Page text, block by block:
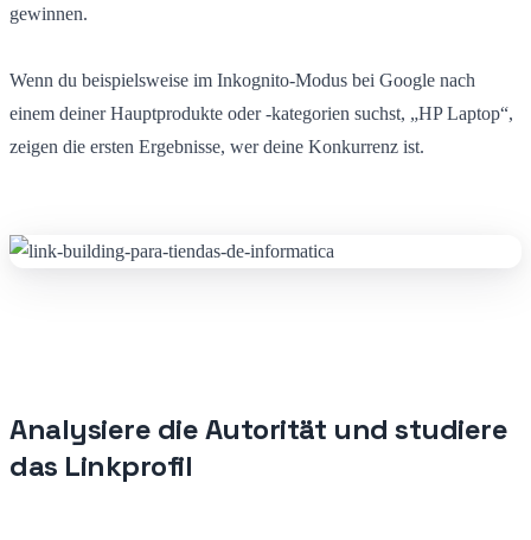
gewinnen.
Wenn du beispielsweise im Inkognito-Modus bei Google nach
einem deiner Hauptprodukte oder -kategorien suchst, „HP Laptop“,
zeigen die ersten Ergebnisse, wer deine Konkurrenz ist.
Analysiere die Autorität und studiere
das Linkprofil